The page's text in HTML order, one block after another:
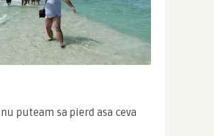
nu puteam sa pierd asa ceva